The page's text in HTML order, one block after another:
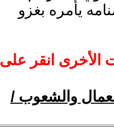
يأمره بغزو
الأخرى انقر على
والشعوب /